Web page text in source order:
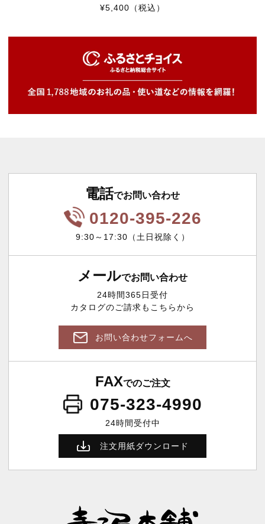
¥5,400 （税込）
電話でお問い合わせ
0120-395-226
9:30～17:30（土日祝除く）
メールでお問い合わせ
24時間365日受付
カタログのご請求もこちらから
お問い合わせフォームへ
FAXでのご注文
075-323-4990
24時間受付中
注文用紙ダウンロード